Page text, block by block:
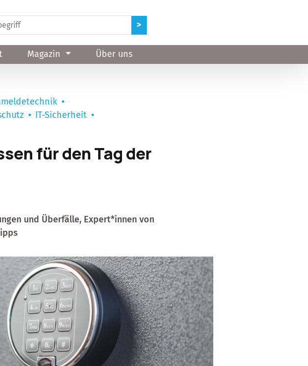
Magazin Über uns
IT-Sicherheit
für den Tag der
und Überfälle, Expert*innen von